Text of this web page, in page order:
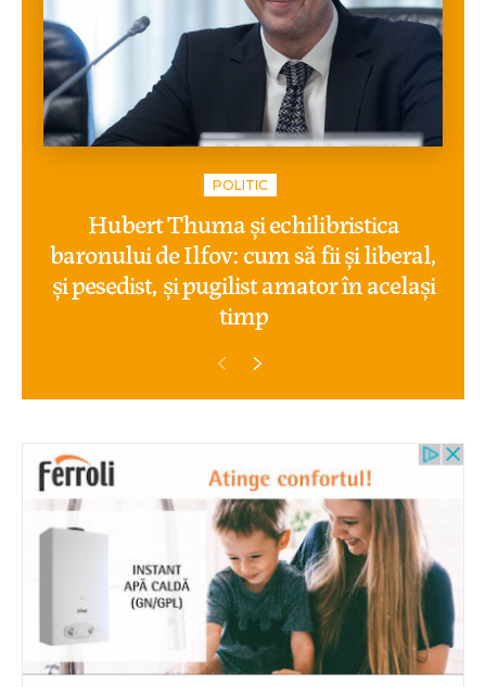
POLITIC
Hubert Thuma și echilibristica
baronului de Ilfov: cum să fii și liberal,
și pesedist, și pugilist amator în același
timp